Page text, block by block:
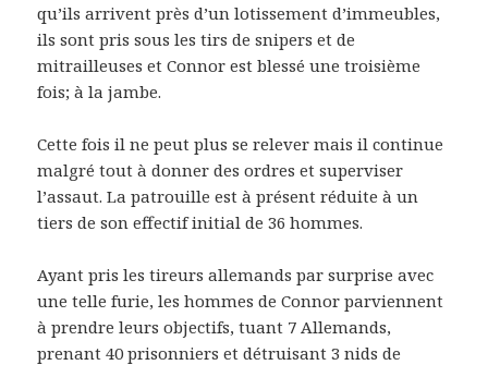
qu’ils arrivent près d’un lotissement d’immeubles,
ils sont pris sous les tirs de snipers et de
mitrailleuses et Connor est blessé une troisième
fois; à la jambe.
Cette fois il ne peut plus se relever mais il continue
malgré tout à donner des ordres et superviser
l’assaut. La patrouille est à présent réduite à un
tiers de son effectif initial de 36 hommes.
Ayant pris les tireurs allemands par surprise avec
une telle furie, les hommes de Connor parviennent
à prendre leurs objectifs, tuant 7 Allemands,
prenant 40 prisonniers et détruisant 3 nids de